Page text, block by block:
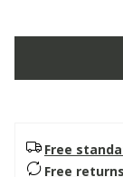
Free
Free returns